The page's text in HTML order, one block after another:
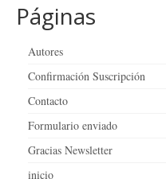
Páginas
Autores
Confirmación Suscripción
Contacto
Formulario enviado
Gracias Newsletter
inicio